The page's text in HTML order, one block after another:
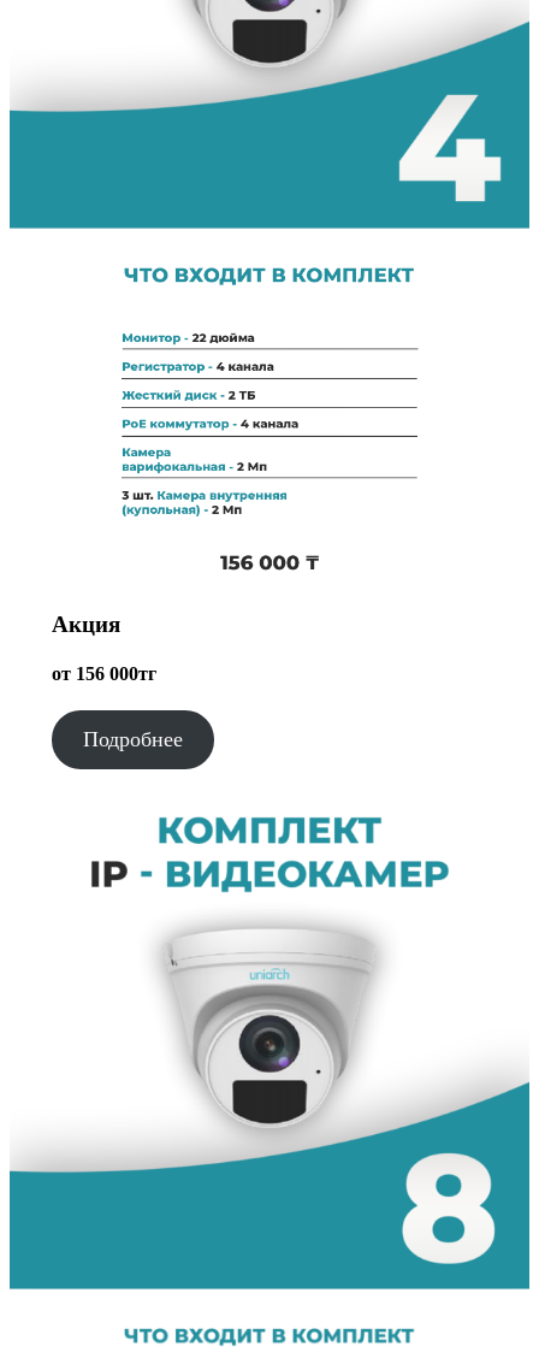
Акция
от 156 000тг
Подробнее